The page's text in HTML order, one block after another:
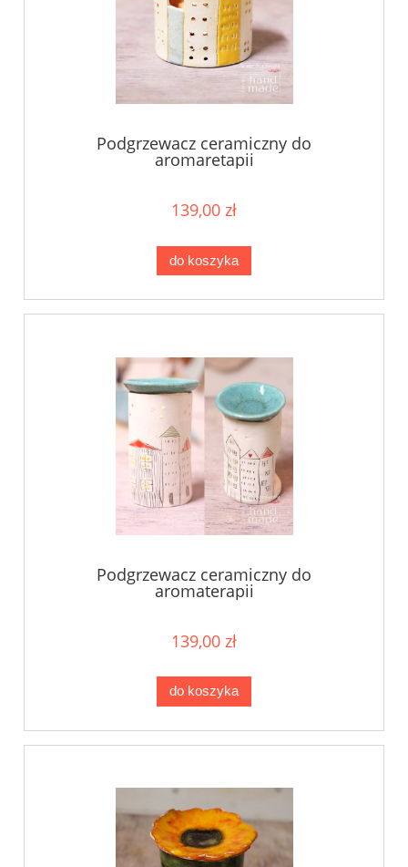
Podgrzewacz ceramiczny do
aromaretapii
139,00 zł
do koszyka
Podgrzewacz ceramiczny do
aromaterapii
139,00 zł
do koszyka